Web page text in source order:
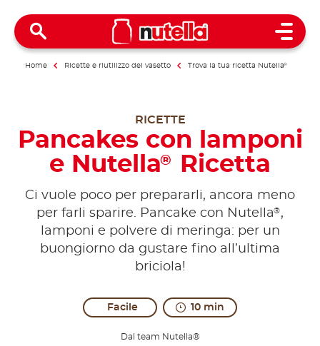
Open
Home Ricette e riutilizzo del vasetto Trova la tua ricetta Nutella®
RICETTE
Pancakes con lamponi
e Nutella® Ricetta
Ci vuole poco per prepararli, ancora meno
per farli sparire. Pancake con Nutella®,
lamponi e polvere di meringa: per un
buongiorno da gustare fino all’ultima
briciola!
Facile 10 min
Dal team Nutella®